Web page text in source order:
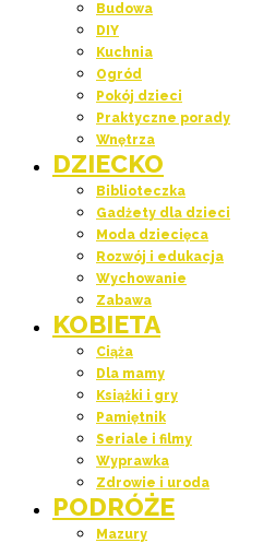
Budowa
DIY
Kuchnia
Ogród
Pokój dzieci
Praktyczne porady
Wnętrza
DZIECKO
Biblioteczka
Gadżety dla dzieci
Moda dziecięca
Rozwój i edukacja
Wychowanie
Zabawa
KOBIETA
Ciąża
Dla mamy
Książki i gry
Pamiętnik
Seriale i filmy
Wyprawka
Zdrowie i uroda
PODRÓŻE
Mazury